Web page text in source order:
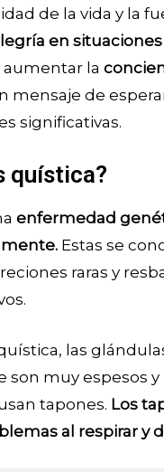
de la vida y la
en
aumentar la
mensaje de
significativas.
quística?
enfermedad
Estas se
raras y
las
muy espesos
tapones. Los
al respirar y